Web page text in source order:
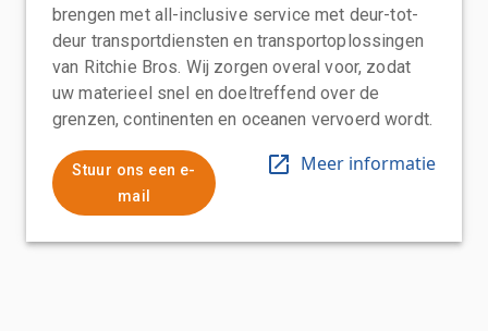
brengen met all-inclusive service met deur-tot-
deur transportdiensten en transportoplossingen
van Ritchie Bros. Wij zorgen overal voor, zodat
uw materieel snel en doeltreffend over de
grenzen, continenten en oceanen vervoerd wordt.
Stuur ons een e-
mail
Meer informatie